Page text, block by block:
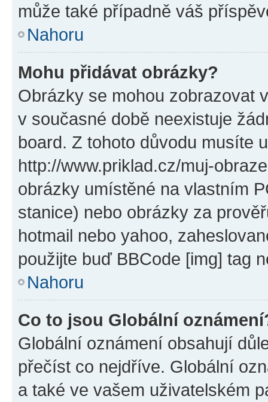
může také případně váš
Nahoru
Mohu přidávat obrázky?
Obrázky se mohou zobrazovat
v současné době neexistuje
board. Z tohoto důvodu musíte
http://www.priklad.cz/muj-
obrázky umístěné na vlastním
stanice) nebo obrázky za
hotmail nebo yahoo,
použijte buď BBCode [img] tag
Nahoru
Co to jsou Globální
Globální oznámení obsahují
přečíst co nejdříve. Globální
a také ve vašem uživatelském